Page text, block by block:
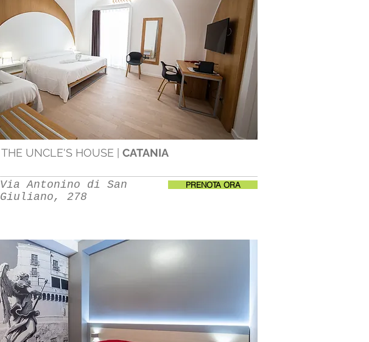
THE UNCLE'S HOUSE | CATANIA
Via Antonino di San
Giuliano, 278
PRENOTA ORA